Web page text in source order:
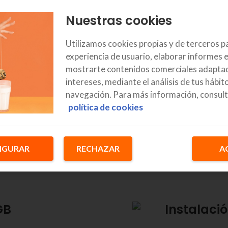
megas de bajada
que
con mejor calidad en
de la máxima
Teléfono
Nuestra tarifa
Nuestras cookies
Utilizamos cookies propias y de terceros
experiencia de usuario, elaborar informes
mostrarte contenidos comerciales
intereses, mediante el análisis de tus
navegación. Para más información,
política de cookies
RECHAZAR